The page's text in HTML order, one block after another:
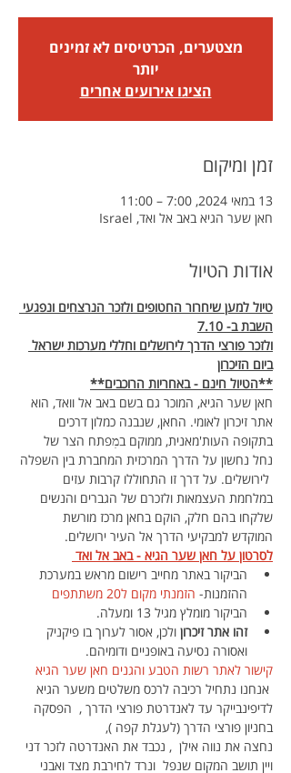
מצטערים, הכרטיסים לא זמינים
יותר
הציגו אירועים אחרים
זמן ומיקום
13 במאי 2024, 7:00 – 11:00
חאן שער הגיא באב אל ואד, Israel
אודות הטיול
טיול למען שיחרור החטופים ולזכר הנרצחים ונפגעי
השבת ב- 7.10
ולזכר פורצי הדרך לירושלים וחללי מערכות ישראל
ביום הזיכרון
**הטיול חינם - באחריות הרוכבים**
חאן שער הגיא, המוכר גם בשם באב אל וואד, הוא
אתר זיכרון לאומי. החאן, שנבנה כמלון דרכים
בתקופה העות'מאנית, ממוקם במׅפתח הצר של
נחל נחשון על הדרך המרכזית המחברת בין השפלה
לירושלים. על דרך זו התחוללו קרבות עזים
במלחמת העצמאות ולזכרם של הגברים והנשים
שלקחו בהם חלק, הוקם בחאן מרכז מורשת
המוקדש למבקיעי הדרך אל העיר ירושלים.
לסרטון על חאן שער הגיא - באב אל ואד
הביקור באתר מחייב רישום מראש במערכת
ההזמנות- הזמנתי מקום ל20 משתתפים
הביקור מומלץ מגיל 13 ומעלה.
זהו אתר זיכרון ולכן, אסור לערוך בו פיקניק
ואסורה נסיעה באופניים ודומיהם.
קישור לאתר רשות הטבע והגנים חאן שער הגיא
אנחנו נתחיל רכיבה לרכס משלטים משער הגיא
לדיפינבייקר עד לאנדרטת פורצי הדרך ,  הפסקה
בחניון פורצי הדרך (לעגלת קפה ),
נחצה את נווה אילן  , נכבד את האנדרטה לזכר דני
ויין תושב המקום שנפל  ונרד לחירבת מצד ואבני